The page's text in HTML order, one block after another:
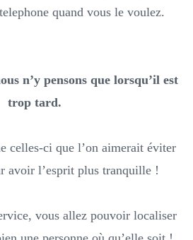
quand vous le voulez.
n’y pensons que lorsqu’il est
trop tard.
celles-ci que l’on aimerait éviter
avoir l’esprit plus tranquille !
vous allez pouvoir localiser